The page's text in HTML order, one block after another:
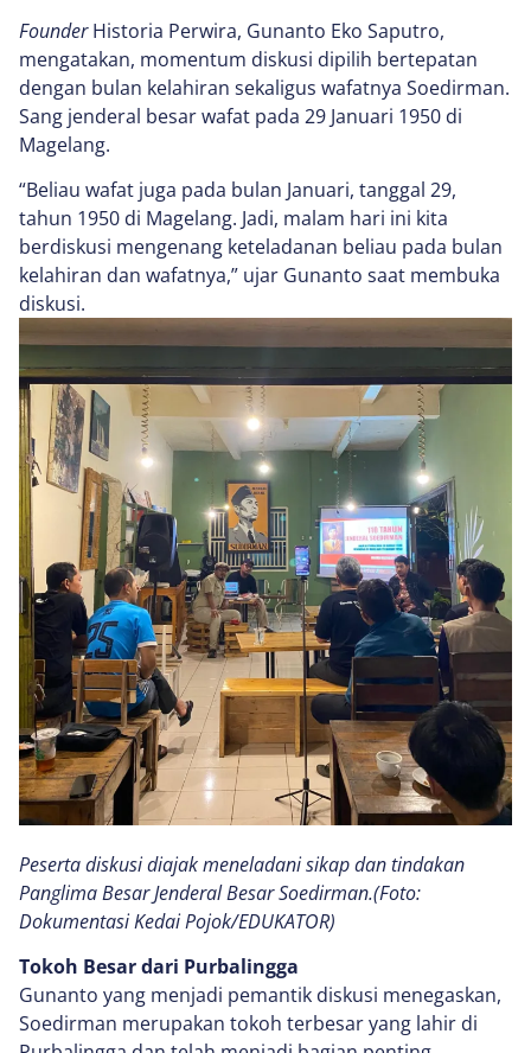
FounderHistoria Perwira, Gunanto Eko Saputro,
mengatakan, momentum diskusi dipilih bertepatan
dengan bulan kelahiran sekaligus wafatnya Soedirman.
Sang jenderal besar wafat pada 29 Januari 1950 di
Magelang.
“Beliau wafat juga pada bulan Januari, tanggal 29,
tahun 1950 di Magelang. Jadi, malam hari ini kita
berdiskusi mengenang keteladanan beliau pada bulan
kelahiran dan wafatnya,” ujar Gunanto saat membuka
diskusi.
Peserta diskusi diajak meneladani sikap dan tindakan
Panglima Besar Jenderal Besar Soedirman.(Foto:
Dokumentasi Kedai Pojok/EDUKATOR)
Tokoh Besar dari Purbalingga
Gunanto yang menjadi pemantik diskusi menegaskan,
Soedirman merupakan tokoh terbesar yang lahir di